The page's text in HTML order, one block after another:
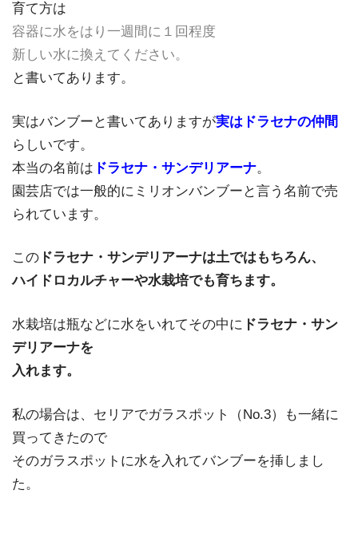
育て方は
容器に水をはり一週間に１回程度
新しい水に換えてください。
と書いてあります。
実はバンブーと書いてありますが実はドラセナの仲間
らしいです。
本当の名前は ドラセナ・サンデリアーナ。
園芸店では一般的にミリオンバンブーと言う名前で売
られています。
この ドラセナ・サンデリアーナは土ではもちろん、
ハイドロカルチャーや水栽培でも育ちます。
水栽培は瓶などに水をいれてその中に ドラセナ・サン
デリアーナを
入れます。
私の場合は、セリアでガラスポット（No.3）も一緒に
買ってきたので
そのガラスポットに水を入れてバンブーを挿しまし
た。